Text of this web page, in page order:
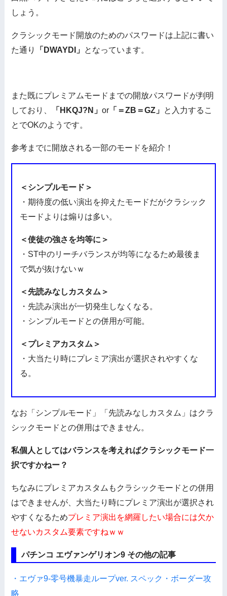
しょう。
クラシックモード開放のためのパスワードは上記に書い
た通り
「DWAYDI」 となっています。
また既にプレミアムモードまでの開放パスワードが判明
しており、
「HKQJ?N」or 「＝ZB＝GZ」 と入力するこ
とでOKのようです。
参考までに開放される一部のモードを紹介！
＜シンプルモード＞
・期待度の低い演出を抑えたモードだがクラシック
モードよりは煽りは多い。
＜使徒の強さを均等に＞
・ST中のリーチバランスが均等になるため最後ま
で気が抜けないｗ
＜先読みなしカスタム＞
・先読み演出が一切発生しなくなる。
・シンプルモードとの併用が可能。
＜プレミアカスタム＞
・大当たり時にプレミア演出が選択されやすくな
る。
なお「シンプルモード」「先読みなしカスタム」はクラ
シックモードとの併用はできません。
私個人としてはバランスを考えればクラシックモード一
択ですかねー？
ちなみにプレミアカスタムもクラシックモードとの併用
はできませんが、大当たり時にプレミア演出が選択され
やすくなるためプレミア演出を網羅したい場合には欠か
せないカスタム要素ですねｗｗ
パチンコ エヴァンゲリオン9 その他の記事
・エヴァ9-零号機暴走ループver. スペック・ボーダー攻
略